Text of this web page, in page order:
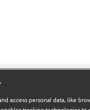
access personal data, like